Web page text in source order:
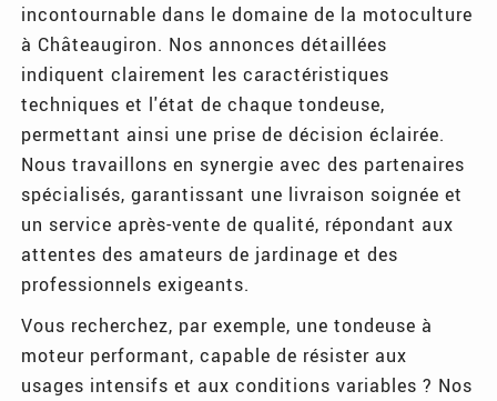
incontournable dans le domaine de la motoculture
à Châteaugiron. Nos annonces détaillées
indiquent clairement les caractéristiques
techniques et l'état de chaque tondeuse,
permettant ainsi une prise de décision éclairée.
Nous travaillons en synergie avec des partenaires
spécialisés, garantissant une livraison soignée et
un service après-vente de qualité, répondant aux
attentes des amateurs de jardinage et des
professionnels exigeants.
Vous recherchez, par exemple, une tondeuse à
moteur performant, capable de résister aux
usages intensifs et aux conditions variables ? Nos